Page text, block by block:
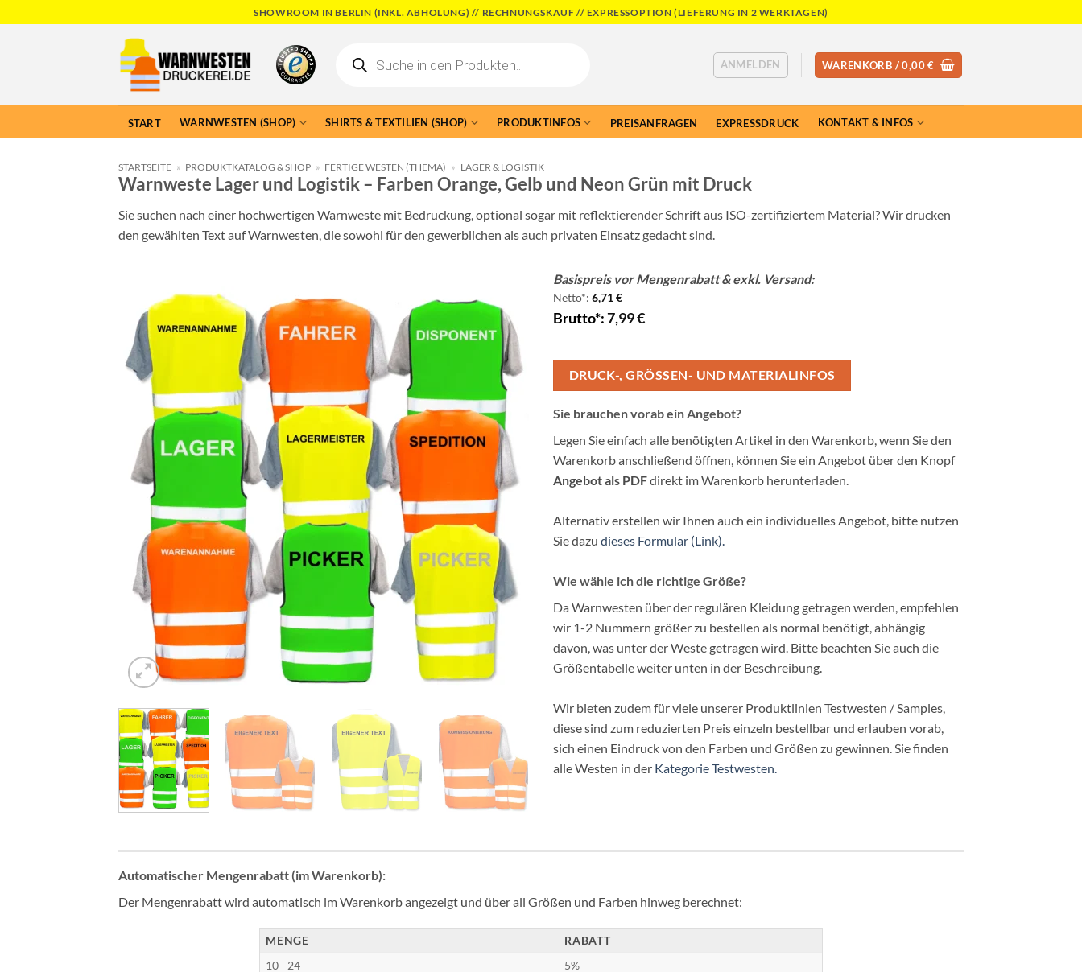
to
SHOWROOM IN BERLIN (INKL. ABHOLUNG) // RECHNUNGSKAUF // EXPRESSOPTION (LIEFERUNG IN 2 WERKTAGEN)
search
ANMELDEN WARENKORB /0,00€
START WARNWESTEN (SHOP) SHIRTS & TEXTILIEN (SHOP) PRODUKTINFOS PREISANFRAGEN EXPRESSDRUCK KONTAKT & INFOS
STARTSEITE » PRODUKTKATALOG & SHOP » FERTIGE WESTEN (THEMA) » LAGER & LOGISTIK
Warnweste Lager und Logistik – Farben Orange, Gelb und Neon Grün mit Druck
Sie suchen nach einer hochwertigen Warnweste mit Bedruckung, optional sogar mit reflektierender Schrift aus ISO-zertifiziertem Material? Wir drucken
den gewählten Text auf Warnwesten, die sowohl für den gewerblichen als auch privaten Einsatz gedacht sind.
wishlist
Basispreis vor Mengenrabatt & exkl. Versand:
Netto*: 6,71€
Brutto*:7,99€
DRUCK-, GRÖSSEN- UND MATERIALINFOS
Sie brauchen vorab ein Angebot?
Legen Sie einfach alle benötigten Artikel in den Warenkorb, wenn Sie den
Warenkorb anschließend öffnen, können Sie ein Angebot über den Knopf
Angebot als PDFdirekt im Warenkorb herunterladen.
Alternativ erstellen wir Ihnen auch ein individuelles Angebot, bitte nutzen
Sie dazu dieses Formular (Link).
Wie wähle ich die richtige Größe?
Da Warnwesten über der regulären Kleidung getragen werden, empfehlen
wir 1-2 Nummern größer zu bestellen als normal benötigt, abhängig
davon, was unter der Weste getragen wird. Bitte beachten Sie auch die
Größentabelle weiter unten in der Beschreibung.
Wir bieten zudem für viele unserer Produktlinien Testwesten / Samples,
diese sind zum reduzierten Preis einzeln bestellbar und erlauben vorab,
sich einen Eindruck von den Farben und Größen zu gewinnen. Sie finden
alle Westen in der Kategorie Testwesten.
Automatischer Mengenrabatt (im Warenkorb):
Der Mengenrabatt wird automatisch im Warenkorb angezeigt und über all Größen und Farben hinweg berechnet:
MENGE
RABATT
10 - 24
5%